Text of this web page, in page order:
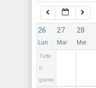
26
Lun
27
Mar
28
Mer
Tutto
il
giorno
05:00
06:00